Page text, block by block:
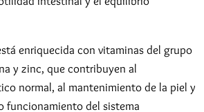
enriquecida con vitaminas del grupo
y zinc, que contribuyen al
normal, al mantenimiento de la piel y
funcionamiento del sistema